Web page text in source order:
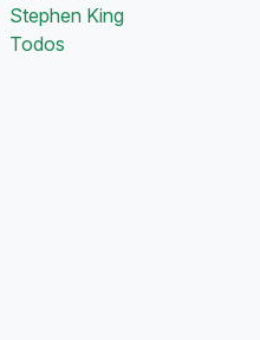
Stephen King
Todos